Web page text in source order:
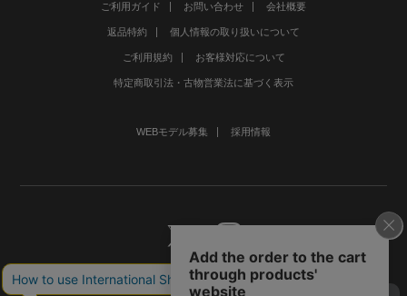
ご利用ガイド お問い合わせ 会社概要
返品特約 個人情報の取り扱いについて
ご利用規約 お客様対応について
特定商取引法・古物営業法に基づく表示
WEBモデル募集 採用情報